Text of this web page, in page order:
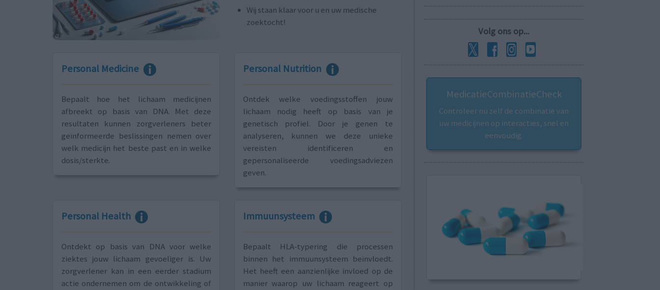
Wij staan ​​klaar voor u en uw medische
zoektocht!
Personal Medicine
Bepaalt hoe het lichaam medicijnen
afbreekt op basis van DNA. Met deze
resultaten kunnen zorgverleners beter
geïnformeerde beslissingen nemen over
welk medicijn het beste past en in welke
dosis/sterkte.
Personal Nutrition
Ontdek welke voedingsstoffen jouw
lichaam nodig heeft op basis van je
genetisch profiel. Door je genen te
analyseren, kunnen we deze unieke
vereisten identificeren en
gepersonaliseerde voedingsadviezen
geven.
Personal Health
Ontdekt op basis van DNA voor welke
ziektes jouw lichaam gevoeliger is. Uw
zorgverlener kan in een eerder stadium
actie ondernemen om de ontwikkeling of
Immuunsysteem
Bepaalt HLA-typering die processen
binnen het immuunsysteem beïnvloedt.
Het heeft een aanzienlijke invloed op de
manier waarop uw lichaam reageert op
Volg ons op...
MedicatieCombinatieCheck
Controleer nu zelf de combinatie van
uw medicijnen op interacties, snel en
eenvoudig.